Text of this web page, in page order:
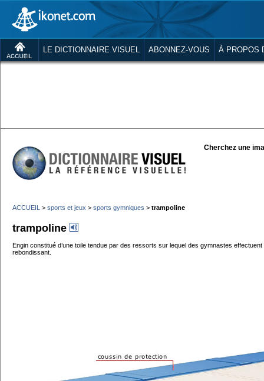
LE DICTIONNAIRE VISUEL ABONNEZ-VOUS À PROPOS
Cherchez une
ACCUEIL > sports et jeux > sports gymniques > trampoline
trampoline
Engin constitué d’une toile tendue par des ressorts sur lequel des gymnastes
rebondissant.